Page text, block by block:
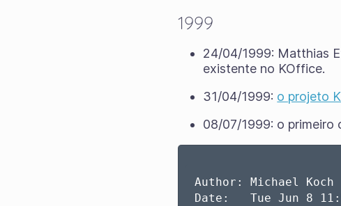
1999
24/04/1999: Matthias
existente no KOffice.
31/04/1999: o projeto
08/07/1999: o primeiro
Author: Michael Koch
Date:   Tue Jun 8